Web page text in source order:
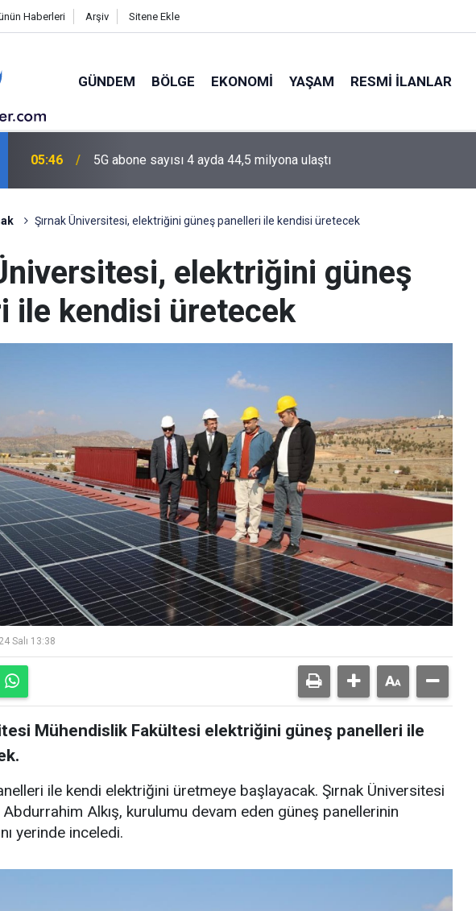
Haberleri Arşiv Sitene Ekle
GÜNDEM BÖLGE EKONOMI YAŞAM RESMI İLANLAR
05:46 5G abone sayısı 4 ayda 44,5 milyona ulaştı
Şırnak Üniversitesi, elektriğini güneş panelleri ile kendisi üretecek
elektriğini güneş
ile kendisi üretecek
Salı 13:38
Mühendislik Fakültesi elektriğini güneş panelleri ile
ile kendi elektriğini üretmeye başlayacak. Şırnak Üniversitesi
Alkış, kurulumu devam eden güneş panellerinin
yerinde inceledi.